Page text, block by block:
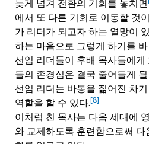
늦게 넘겨 전환의 기회를 놓치면
에서 또 다른 기회로 이동할 것
가 리더가 되고자 하는 열망이
하는 마음으로 그렇게 하기를
선임 리더들이 후배 목사들에
들의 존경심은 결국 줄어들게
선임 리더는 바통을 짊어진 차
역할을 할 수 있다.[8]
이처럼 친 목사는 다음 세대에
와 교제하도록 훈련함으로써